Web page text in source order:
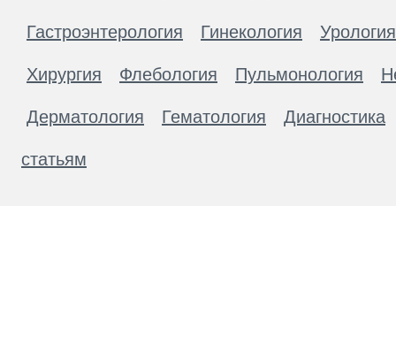
Гастроэнтерология Гинекология Урология
Хирургия Флебология Пульмонология
Дерматология Гематология Диагностика
статьям